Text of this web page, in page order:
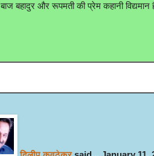
बाज बहादुर और रूपमती की प्रेम कहानी विद्यमान